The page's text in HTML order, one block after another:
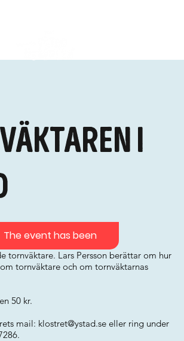
i
tornväktare. Lars Persson berättar om hur
tornväktare och om tornväktarnas
50 kr.
mail: klostret@ystad.se eller ring under
The event has been